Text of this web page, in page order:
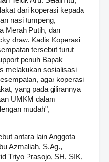
dari koperasi kepada
nasi tumpeng,
Merah Putih, dan
draw. Kadis Koperasi
tersebut turut
penuh Bapak
melakukan sosialisasi
agar koperasi
yang pada gilirannya
UMKM dalam
mudah",
antara lain Anggota
Azmaliah, S.Ag.,
Triyo Prasojo, SH, SIK,